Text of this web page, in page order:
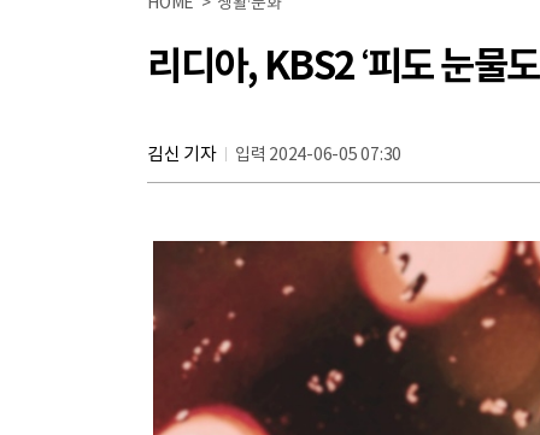
리디아, KBS2 ‘피도 눈물
김신 기자 입력 2024-06-05 07:30